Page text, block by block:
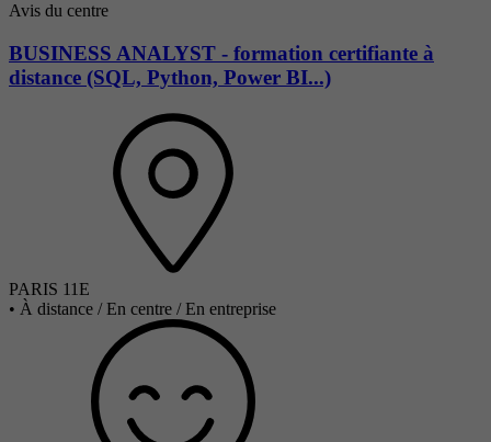
Avis du centre
BUSINESS ANALYST - formation certifiante à
distance (SQL, Python, Power BI...)
PARIS 11E
• À distance / En centre / En entreprise